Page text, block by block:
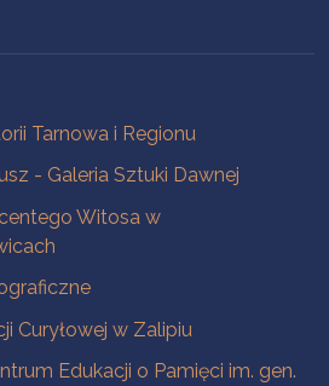
Tarnowa i Regionu
- Galeria Sztuki Dawnej
Witosa w
Curyłowej w Zalipiu
Edukacji o Pamięci im. gen.